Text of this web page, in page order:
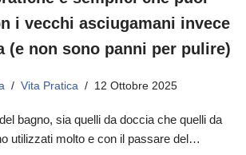
i vecchi asciugamani invece
(e non sono panni per pulire)
Vita Pratica 12 Ottobre 2025
bagno, sia quelli da doccia che quelli da
utilizzati molto e con il passare del…